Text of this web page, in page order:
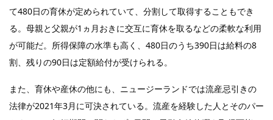
て480日の育休が定められていて、分割して取得することもでき
る。母親と父親が1ヵ月おきに交互に育休を取るなどの柔軟な利用
が可能だ。所得保障の水準も高く、480日のうち390日は給料の8
割、残りの90日は定額給付が受けられる。
また、育休や産休の他にも、ニュージーランドでは流産忌引きの
法律が2021年3月に可決されている。流産を経験した人とそのパー